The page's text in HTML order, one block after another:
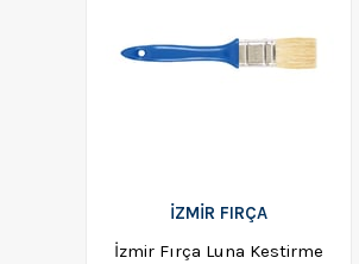
İZMİR FIRÇA
İzmir Fırça Luna Kestirme